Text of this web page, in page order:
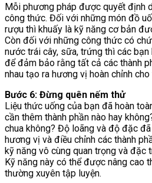
Mỗi phương pháp được quyết định
công thức. Đối với những món đồ
rượu thì khuấy là kỹ năng cơ bản
Còn đối với những công thức có
nước trái cây, sữa, trứng thì các
để đảm bảo rằng tất cả các thành
nhau tạo ra hương vị hoàn chỉnh cho
Bước 6: Đừng quên nếm thử
Liệu thức uống của bạn đã hoàn
cần thêm thành phần nào hay
chua không? Độ loãng và độ đặc
hương vị và điều chỉnh các thành
kỹ năng vô cùng quan trọng và đặc
Kỹ năng này có thể được nâng cao
thường xuyên tập luyện.